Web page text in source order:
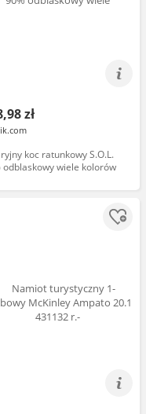
zł
koc ratunkowy S.O.L.
90% odblaskowy wiele kolorów